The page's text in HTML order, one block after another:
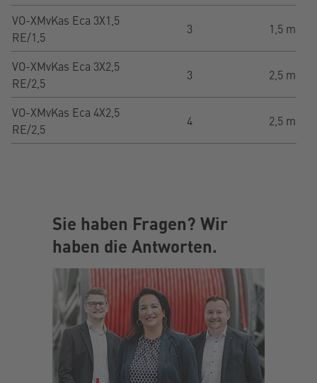
VO-XMvKas Eca 3X1,5
RE/1,5
3 1,5 mm²
VO-XMvKas Eca 3X2,5
RE/2,5
3 2,5 mm²
VO-XMvKas Eca 4X2,5
RE/2,5
4 2,5 mm²
Sie haben Fragen? Wir
haben die Antworten.